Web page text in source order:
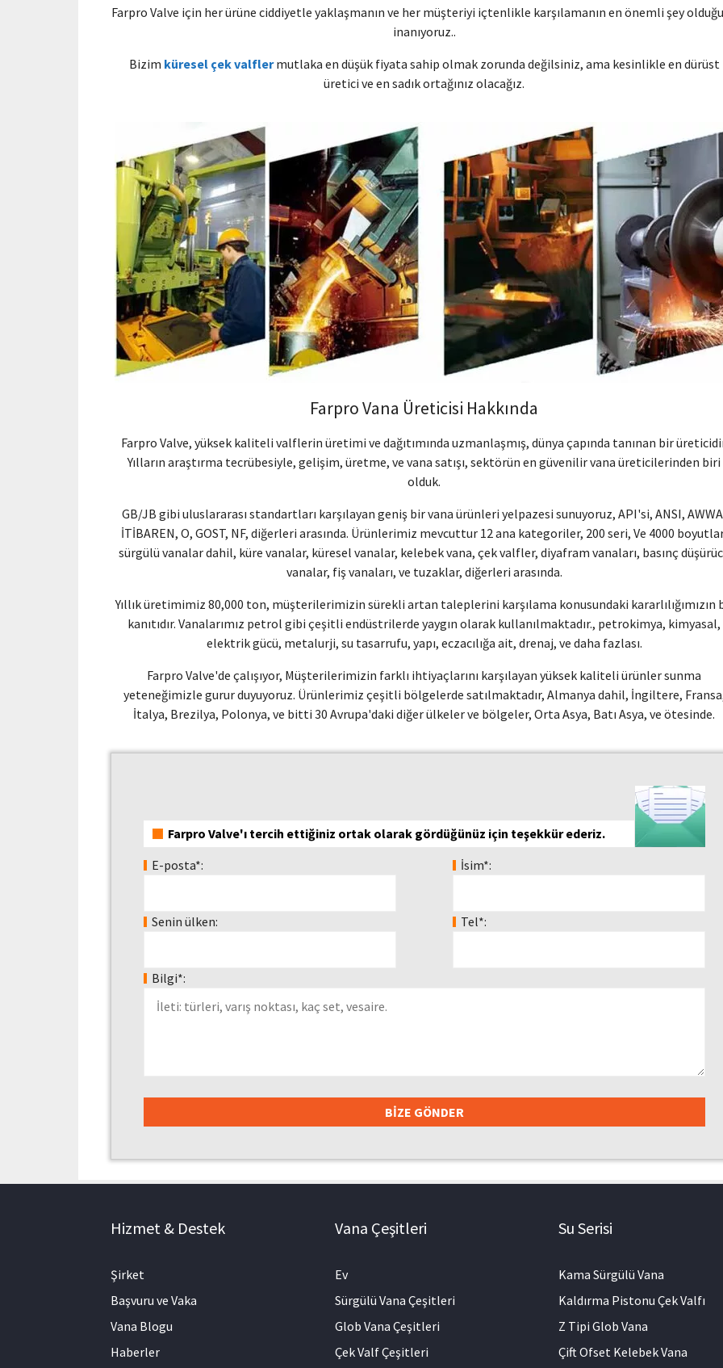
Farpro Valve için her ürüne ciddiyetle yaklaşmanın ve her müşteriyi içtenlikle karşılamanın en önemli şey
inanıyoruz..
Bizim küresel çek valflermutlaka en düşük fiyata sahip olmak zorunda değilsiniz, ama kesinlikle en dürüst
üretici ve en sadık ortağınız olacağız.
Farpro Vana Üreticisi Hakkında
Farpro Valve, yüksek kaliteli valflerin üretimi ve dağıtımında uzmanlaşmış, dünya çapında tanınan bir
Yılların araştırma tecrübesiyle, gelişim, üretme, ve vana satışı, sektörün en güvenilir vana üreticilerinden biri
olduk.
GB/JB gibi uluslararası standartları karşılayan geniş bir vana ürünleri yelpazesi sunuyoruz, API'si, ANSI,
İTİBAREN, O, GOST, NF, diğerleri arasında. Ürünlerimiz mevcuttur 12 ana kategoriler, 200 seri, Ve 4000
sürgülü vanalar dahil, küre vanalar, küresel vanalar, kelebek vana, çek valfler, diyafram vanaları, basınç
vanalar, fiş vanaları, ve tuzaklar, diğerleri arasında.
Yıllık üretimimiz 80,000 ton, müşterilerimizin sürekli artan taleplerini karşılama konusundaki kararlılığımızın
kanıtıdır. Vanalarımız petrol gibi çeşitli endüstrilerde yaygın olarak kullanılmaktadır., petrokimya, kimyasal,
elektrik gücü, metalurji, su tasarrufu, yapı, eczacılığa ait, drenaj, ve daha fazlası.
Farpro Valve'de çalışıyor, Müşterilerimizin farklı ihtiyaçlarını karşılayan yüksek kaliteli ürünler sunma
yeteneğimizle gurur duyuyoruz. Ürünlerimiz çeşitli bölgelerde satılmaktadır, Almanya dahil, İngiltere,
İtalya, Brezilya, Polonya, ve bitti 30 Avrupa'daki diğer ülkeler ve bölgeler, Orta Asya, Batı Asya, ve ötesinde.
Farpro Valve'ı tercih ettiğiniz ortak olarak gördüğünüz için teşekkür ederiz.
E-posta*:
İsim*:
Senin ülken: Tel*:
Bilgi*:
Hizmet & Destek
Şirket
Başvuru ve Vaka
Vana Blogu
Haberler
Vana Çeşitleri
Ev
Sürgülü Vana Çeşitleri
Glob Vana Çeşitleri
Çek Valf Çeşitleri
Su Serisi
Kama Sürgülü Vana
Kaldırma Pistonu Çek Valfı
Z Tipi Glob Vana
Çift Ofset Kelebek Vana